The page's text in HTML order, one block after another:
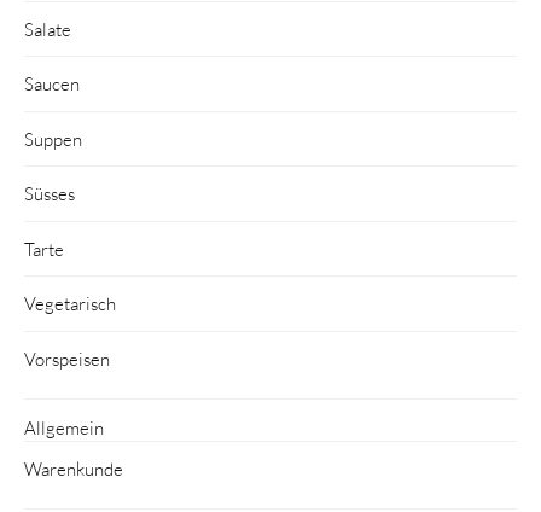
Salate
Saucen
Suppen
Süsses
Tarte
Vegetarisch
Vorspeisen
Allgemein
Warenkunde